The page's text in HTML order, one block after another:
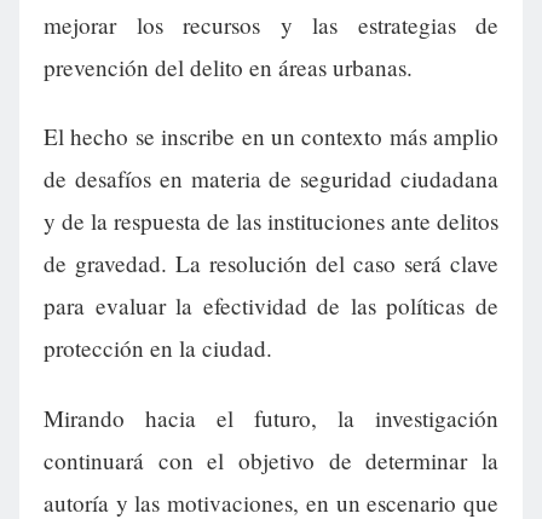
mejorar los recursos y las estrategias de
prevención del delito en áreas urbanas.
El hecho se inscribe en un contexto más amplio
de desafíos en materia de seguridad ciudadana
y de la respuesta de las instituciones ante delitos
de gravedad. La resolución del caso será clave
para evaluar la efectividad de las políticas de
protección en la ciudad.
Mirando hacia el futuro, la investigación
continuará con el objetivo de determinar la
autoría y las motivaciones, en un escenario que